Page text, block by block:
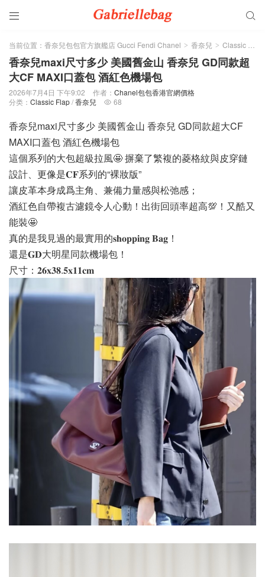
 
当前位置： 香奈兒包包官方旗艦店 Gucci Fendi Chanel > 香奈兒 > Classic Flap
香奈兒maxi尺寸多少 美國舊金山 香奈兒 GD同款超
大CF MAXI口蓋包 酒紅色機場包
2026年7月4日 下午9:02 作者： Chanel包包香港官網價格
分类： Classic Flap/香奈兒  68
香奈兒maxi尺寸多少 美國舊金山 香奈兒 GD同款超大CF
MAXI口蓋包 酒紅色機場包
這個系列的大包超級拉風🤩 摒棄了繁複的菱格紋與皮穿鏈
設計、更像是𝐂𝐅系列的“裸妝版”
讓皮革本身成爲主角、兼備力量感與松弛感；
酒紅色自帶複古濾鏡令人心動！出街回頭率超高💯！又酷又
能裝🤩
真的是我見過的最實用的𝐬𝐡𝐨𝐩𝐩𝐢𝐧𝐠 𝐁𝐚𝐠！
還是𝐆𝐃大明星同款機場包！
尺寸：𝟐𝟔𝐱𝟑𝟖.𝟓𝐱𝟏𝟏𝐜𝐦